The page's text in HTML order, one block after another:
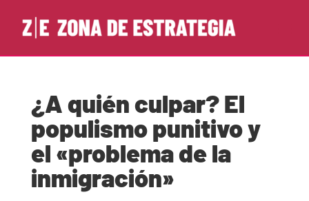
¿A quién culpar? El
populismo punitivo y
el «problema de la
inmigración»